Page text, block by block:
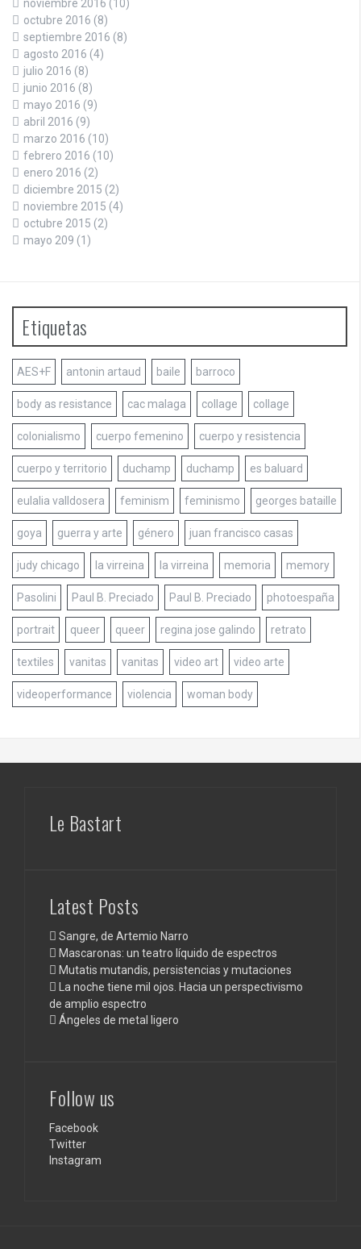
noviembre 2016 (10)
octubre 2016 (8)
septiembre 2016 (8)
agosto 2016 (4)
julio 2016 (8)
junio 2016 (8)
mayo 2016 (9)
abril 2016 (9)
marzo 2016 (10)
febrero 2016 (10)
enero 2016 (2)
diciembre 2015 (2)
noviembre 2015 (4)
octubre 2015 (2)
mayo 209 (1)
Etiquetas
AES+F antonin artaud baile barroco
body as resistance cac malaga collage collage
colonialismo cuerpo femenino cuerpo y resistencia
cuerpo y territorio duchamp duchamp es baluard
eulalia valldosera feminism feminismo georges bataille
goya guerra y arte género juan francisco casas
judy chicago la virreina la virreina memoria memory
Pasolini Paul B. Preciado Paul B. Preciado photoespaña
portrait queer queer regina jose galindo retrato
textiles vanitas vanitas video art video arte
videoperformance violencia woman body
Le Bastart
Latest Posts
Sangre, de Artemio Narro
Mascaronas: un teatro líquido de espectros
Mutatis mutandis, persistencias y mutaciones
La noche tiene mil ojos. Hacia un perspectivismo
de amplio espectro
Ángeles de metal ligero
Follow us
Facebook
Twitter
Instagram